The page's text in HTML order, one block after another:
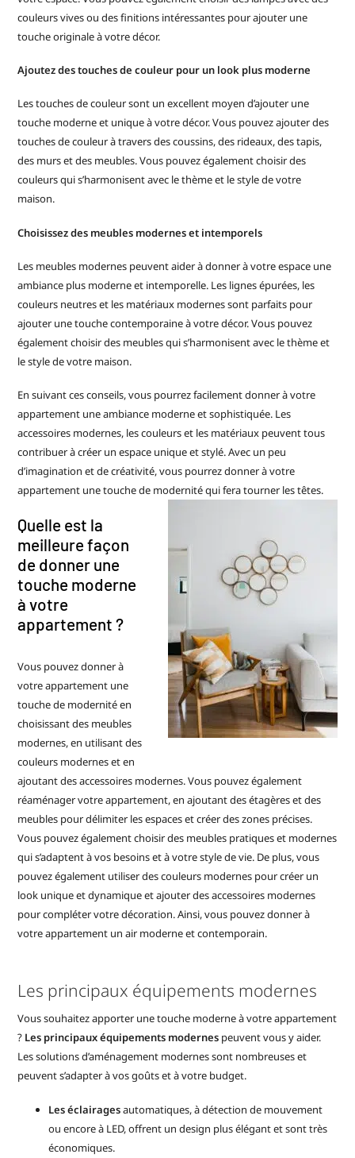
couleurs vives ou des finitions intéressantes pour ajouter une
touche originale à votre décor.
Ajoutez des touches de couleur pour un look plus moderne
Les touches de couleur sont un excellent moyen d’ajouter une
touche moderne et unique à votre décor. Vous pouvez ajouter des
touches de couleur à travers des coussins, des rideaux, des tapis,
des murs et des meubles. Vous pouvez également choisir des
couleurs qui s’harmonisent avec le thème et le style de votre
maison.
Choisissez des meubles modernes et intemporels
Les meubles modernes peuvent aider à donner à votre espace une
ambiance plus moderne et intemporelle. Les lignes épurées, les
couleurs neutres et les matériaux modernes sont parfaits pour
ajouter une touche contemporaine à votre décor. Vous pouvez
également choisir des meubles qui s’harmonisent avec le thème et
le style de votre maison.
En suivant ces conseils, vous pourrez facilement donner à votre
appartement une ambiance moderne et sophistiquée. Les
accessoires modernes, les couleurs et les matériaux peuvent tous
contribuer à créer un espace unique et stylé. Avec un peu
d’imagination et de créativité, vous pourrez donner à votre
appartement une touche de modernité qui fera tourner les têtes.
Quelle est la
meilleure façon
de donner une
touche moderne
à votre
appartement ?
Vous pouvez donner à
votre appartement une
touche de modernité en
choisissant des meubles
modernes, en utilisant des
couleurs modernes et en
ajoutant des accessoires modernes. Vous pouvez également
réaménager votre appartement, en ajoutant des étagères et des
meubles pour délimiter les espaces et créer des zones précises.
Vous pouvez également choisir des meubles pratiques et modernes
qui s’adaptent à vos besoins et à votre style de vie. De plus, vous
pouvez également utiliser des couleurs modernes pour créer un
look unique et dynamique et ajouter des accessoires modernes
pour compléter votre décoration. Ainsi, vous pouvez donner à
votre appartement un air moderne et contemporain.
Les principaux équipements modernes
Vous souhaitez apporter une touche moderne à votre appartement
? Les principaux équipements modernes peuvent vous y aider.
Les solutions d’aménagement modernes sont nombreuses et
peuvent s’adapter à vos goûts et à votre budget.
Les éclairagesautomatiques, à détection de mouvement
ou encore à LED, offrent un design plus élégant et sont très
économiques.